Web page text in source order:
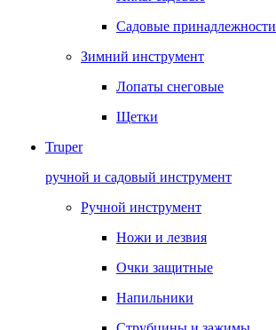
Садовые принадлежности
Зимний инструмент
Лопаты снеговые
Щетки
Truper
ручной и садовый инструмент
Ручной инструмент
Ножи и лезвия
Очки защитные
Напильники